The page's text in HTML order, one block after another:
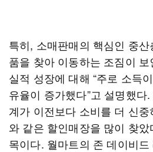
특히, 소매판매의 핵심인 중
품을 찾아 이동하는 조짐이
실적 성장에 대해 “주로 소득
유율이 증가했다”고 설명했
계가 이전보다 소비를 더 신
와 같은 할인매장을 많이 찾
목이다. 월마트의 존 데이비